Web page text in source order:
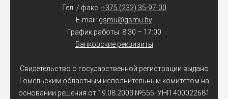
Тел. / факс: +375 (232) 35-97-00
E-mail: gsmu@gsmu.by
График работы: 8:30 – 17:00
Банковские реквизиты
Свидетельство о государственной регистрации выдано
Гомельским областным исполнительным комитетом на
основании решения от 19.08.2003 №555. УНП 400022681